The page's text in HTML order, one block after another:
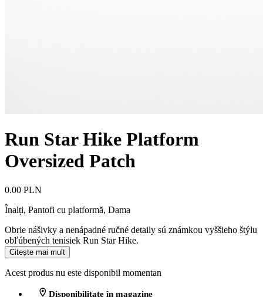
Run Star Hike Platform
Oversized Patch
0.00 PLN
Înalți, Pantofi cu platformă, Dama
Obrie nášivky a nenápadné ručné detaily sú známkou vyššieho štýlu
obľúbených tenisiek Run Star Hike.
Citește mai mult
Acest produs nu este disponibil momentan
Disponibilitate în magazine